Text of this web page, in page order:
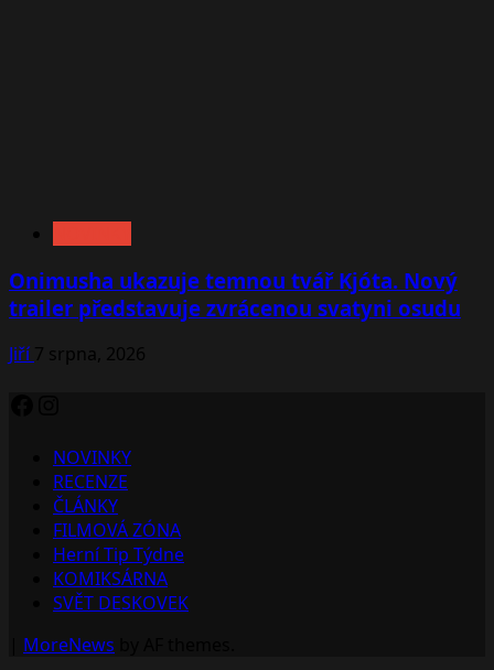
Onimusha ukazuje temnou tvář Kjóta. Nový
trailer představuje zvrácenou svatyni osudu
Jiří7 srpna, 2026
Facebook
Instagram
NOVINKY
RECENZE
ČLÁNKY
FILMOVÁ ZÓNA
Herní Tip Týdne
KOMIKSÁRNA
SVĚT DESKOVEK
MoreNews